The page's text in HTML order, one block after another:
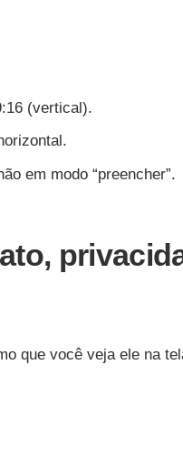
(vertical).
em modo “preencher”.
que você veja ele na